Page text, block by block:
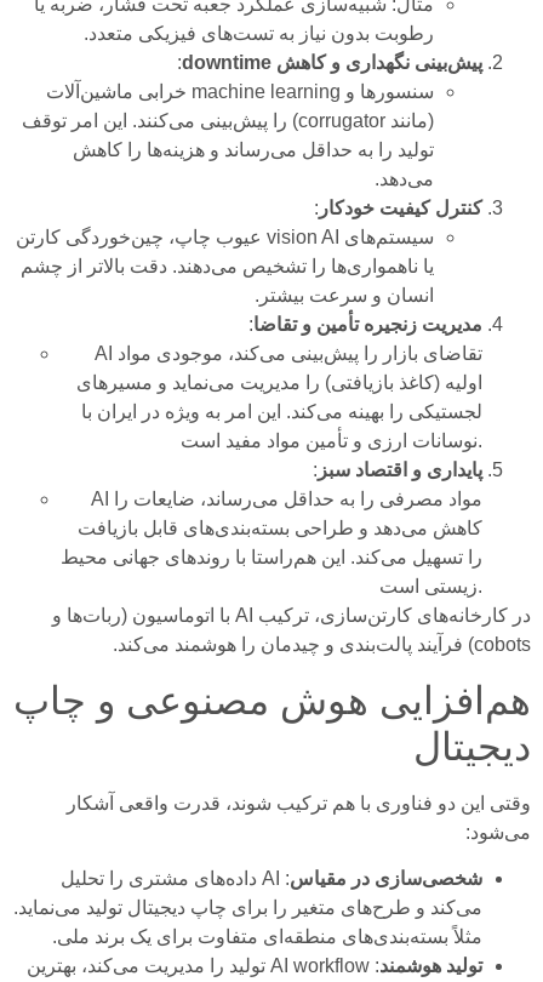
مثال: شبیه‌سازی عملکرد جعبه تحت فشار، ضربه یا
رطوبت بدون نیاز به تست‌های فیزیکی متعدد.
پیش‌بینی نگهداری و کاهش downtime
:
سنسورها و machine learning خرابی ماشین‌آلات
(مانند corrugator) را پیش‌بینی می‌کنند. این امر توقف
تولید را به حداقل می‌رساند و هزینه‌ها را کاهش
می‌دهد.
کنترل کیفیت خودکار :
سیستم‌های vision AI عیوب چاپ، چین‌خوردگی کارتن
یا ناهمواری‌ها را تشخیص می‌دهند. دقت بالاتر از چشم
انسان و سرعت بیشتر.
مدیریت زنجیره تأمین و تقاضا:
AI تقاضای بازار را پیش‌بینی می‌کند، موجودی مواد
اولیه (کاغذ بازیافتی) را مدیریت می‌نماید و مسیرهای
لجستیکی را بهینه می‌کند. این امر به ویژه در ایران با
نوسانات ارزی و تأمین مواد مفید است.
پایداری و اقتصاد سبز :
AI مواد مصرفی را به حداقل می‌رساند، ضایعات را
کاهش می‌دهد و طراحی بسته‌بندی‌های قابل بازیافت
را تسهیل می‌کند. این هم‌راستا با روندهای جهانی محیط
زیستی است.
در کارخانه‌های کارتن‌سازی، ترکیب AI با اتوماسیون (ربات‌ها و
cobots) فرآیند پالت‌بندی و چیدمان را هوشمند می‌کند.
هم‌افزایی هوش مصنوعی و چاپ
دیجیتال
وقتی این دو فناوری با هم ترکیب شوند، قدرت واقعی آشکار
می‌شود:
شخصی‌سازی در مقیاس
: AI داده‌های مشتری را تحلیل
می‌کند و طرح‌های متغیر را برای چاپ دیجیتال تولید می‌نماید.
مثلاً بسته‌بندی‌های منطقه‌ای متفاوت برای یک برند ملی.
تولید هوشمند
: AI workflow تولید را مدیریت می‌کند، بهترین